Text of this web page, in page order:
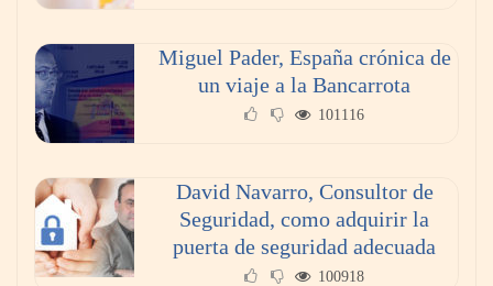
impulsando la colaboración en el sector
marítimo
Miguel Pader, España crónica de
un viaje a la Bancarrota
101116
David Navarro, Consultor de
Seguridad, como adquirir la
puerta de seguridad adecuada
100918